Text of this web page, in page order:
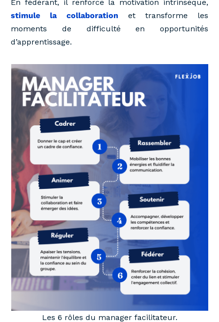
En fédérant, il renforce la motivation intrinsèque,
stimule la collaboration et transforme les
moments de difficulté en opportunités
d’apprentissage.
Les 6 rôles du manager facilitateur.